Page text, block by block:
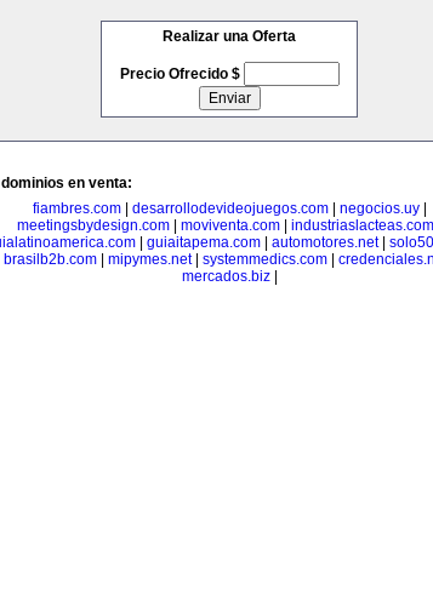
Realizar una Oferta
Precio Ofrecido $
en venta:
fiambres.com| desarrollodevideojuegos.com| negocios.uy|
meetingsbydesign.com
moviventa.com industriaslacteas.com
guiaitapema.com automotores.net|
brasilb2b.com
mipymes.net| systemmedics.com
mercados.biz|